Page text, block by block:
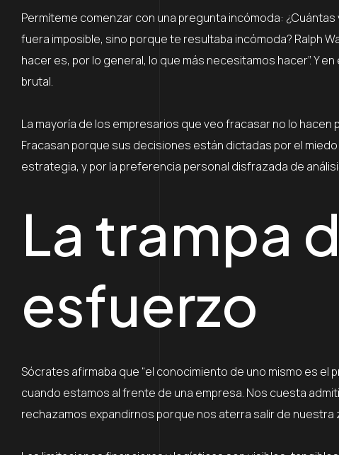
Permíteme comenzar con una pregunta incómoda:
fuera imposible, sino porque te resultaba incómoda? Ralph
hacer es, por lo general, lo que más necesitamos hacer”. Y
brutal.
La mayoría de los empresarios que veo fracasar no lo
Fracasan porque sus decisiones están dictadas por el
estrategia, y por la preferencia personal disfrazada de
La trampa
esfuerzo
Sócrates afirmaba que “el conocimiento de uno mismo es el
cuando estamos al frente de una empresa. Nos cuesta
rechazamos expandirnos porque nos aterra salir de nuestra